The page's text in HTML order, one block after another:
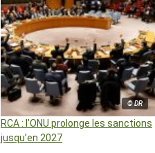
© DR
RCA : l’ONU prolonge les sanctions
jusqu’en 2027